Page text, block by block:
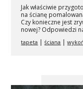
Jak właściwie
na ścianę
Czy konieczne jest
nowej? Odpowiedzi
tapeta |ściana |